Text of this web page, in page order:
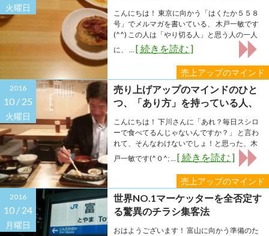
火曜日
売上アップのマインド
インドがあります！
こんにちは！ 東京に向かう「はくたか５５８
号」でメルマガを書いている、 木戸一敏です
(^^) この人は「やり切る人」と思う人の一人
に、 ... [ 続きを読む ]
2016
10 / 25
火曜日
売上アップのマインド
売り上げアップのマインドのひと
つ、「あり方」を持っている人、
持っていない人の違いとは？
こんにちは！ 下川さんに「あれ？毎日スシロ
ーで食べてるんじゃないんですか？」 と言わ
れて、そんなわけないでしょ！と思った、木
戸一敏です(^０^; ... [ 続きを読む ]
2016
10 / 24
月曜日
世界NO.1マーケッターを全否定す
る驚異のチラシ集客法
おはようございます！ 富山に向かう準備のた